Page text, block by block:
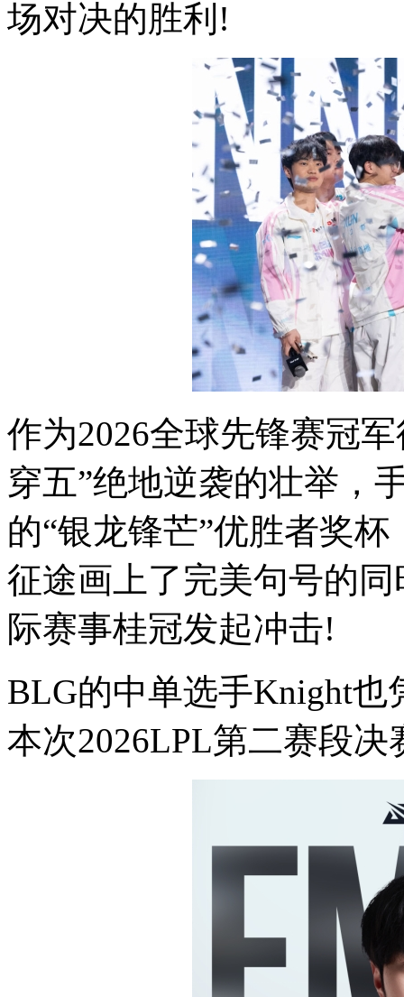
场对决的胜利!
作为2026全球先锋赛冠
穿五”绝地逆袭的壮举，
的“银龙锋芒”优胜者奖
征途画上了完美句号的
际赛事桂冠发起冲击!
BLG的中单选手Knight
本次2026LPL第二赛段